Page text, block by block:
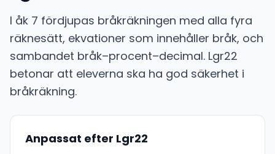
I åk 7 fördjupas bråkräkningen med alla fyra
räknesätt, ekvationer som innehåller bråk, och
sambandet bråk–procent–decimal. Lgr22
betonar att eleverna ska ha god säkerhet i
bråkräkning.
Anpassat efter Lgr22